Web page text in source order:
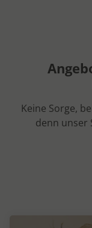
Keine Sorge,
denn unser